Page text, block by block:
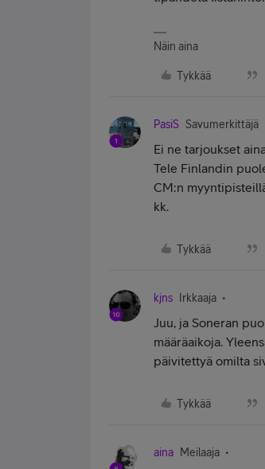
Näin aina
Tykkää
PasiS Savumerkittäjä
Ei ne tarjoukset
Tele Finlandin
CM:n
kk.
Tykkää
kjns Irkkaaja
Juu, ja Soneran
määräaikoja.
päivitettyä omilta
Tykkää
aina Meilaaja